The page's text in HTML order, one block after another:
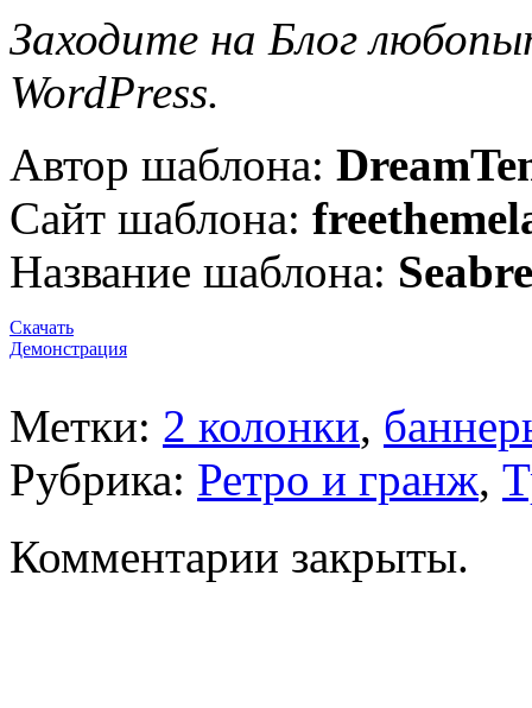
Заходите на Блог
WordPress.
Автор шаблона:
Сайт шаблона:
Название шаблона: S
Скачать
Демонстрация
Метки: 2 колонки,
Рубрика: Ретро и гранж,
Комментарии закрыты.